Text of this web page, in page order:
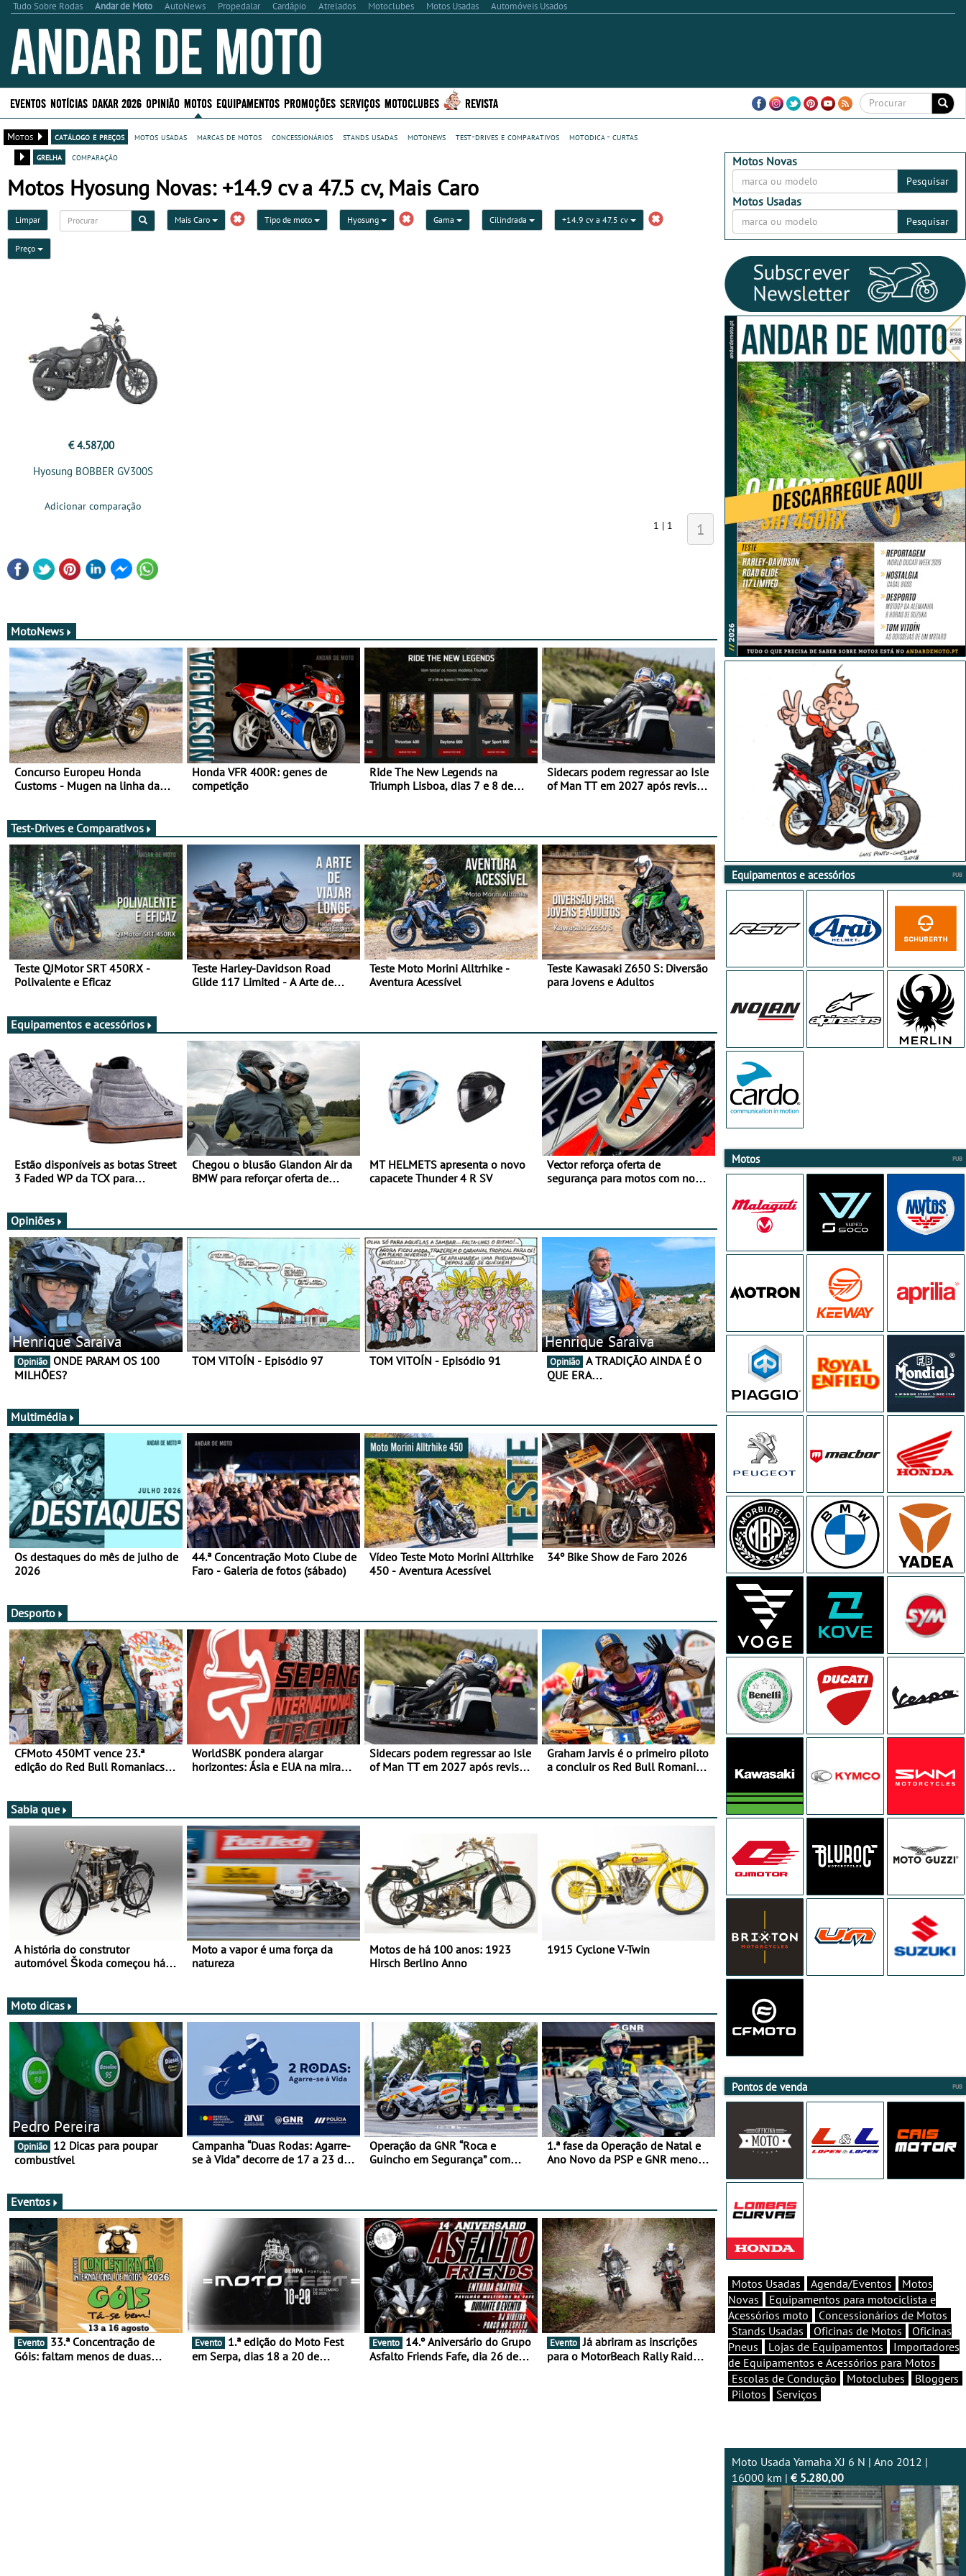
Tudo Sobre Rodas Andar de Moto AutoNews Propedalar Cardápio Atrelados Motoclubes Motos Usadas Automóveis Usados
EVENTOS NOTÍCIAS DAKAR 2026 OPINIÃO MOTOS EQUIPAMENTOS PROMOÇÕES SERVIÇOS MOTOCLUBES REVISTA
Motos catálogo e preços motos usadas marcas de motos concessionários stands usadas motonews test-drives e comparativos
motodica - curtas
grelha
comparação
Motos Hyosung Novas: +14.9 cv a 47.5 cv, Mais Caro
Limpar Mais Caro Tipo de moto Hyosung Gama Cilindrada +14.9 cv a 47.5 cv
Preço
€ 4.587,00
Hyosung BOBBER GV300S
Adicionar comparação
1 | 1
1
MotoNews
Concurso Europeu Honda
Customs - Mugen na linha da
Honda VFR 400R: genes de
competição
Ride The New Legends na
Triumph Lisboa, dias 7 e 8 de
Sidecars podem regressar ao Isle
of Man TT em 2027 após revisão
Test-Drives e Comparativos
Teste QJMotor SRT 450RX -
Polivalente e Eficaz
Teste Harley-Davidson Road
Glide 117 Limited - A Arte de
Teste Moto Morini Alltrhike -
Aventura Acessível
Teste Kawasaki Z650 S: Diversão
para Jovens e Adultos
Equipamentos e acessórios
Estão disponíveis as botas Street
3 Faded WP da TCX para
Chegou o blusão Glandon Air da
BMW para reforçar oferta de
MT HELMETS apresenta o novo
capacete Thunder 4 R SV
Vector reforça oferta de
segurança para motos com nova
Opiniões
Henrique Saraiva
Opinião
MILHÕES?
TOM VITOÍN - Episódio 97 TOM VITOÍN - Episódio 91
Henrique Saraiva
Opinião
QUE ERA…
Multimédia
Os destaques do mês de julho de
2026
44.ª Concentração Moto Clube de
Faro - Galeria de fotos (sábado)
Vídeo Teste Moto Morini Alltrhike
450 - Aventura Acessível
34º Bike Show de Faro 2026
Desporto
CFMoto 450MT vence 23.ª
edição do Red Bull Romaniacs
WorldSBK pondera alargar
horizontes: Ásia e EUA na mira
Sidecars podem regressar ao Isle
of Man TT em 2027 após revisão
Graham Jarvis é o primeiro piloto
a concluir os Red Bull Romaniacs
Sabia que
A história do construtor
automóvel Škoda começou há
Moto a vapor é uma força da
natureza
Motos de há 100 anos: 1923
Hirsch Berlino Anno
1915 Cyclone V-Twin
Moto dicas
Pedro Pereira
Opinião
combustível
Campanha “Duas Rodas: Agarre-
se à Vida” decorre de 17 a 23 de
Operação da GNR “Roca e
Guincho em Segurança” com
1.ª fase da Operação de Natal e
Ano Novo da PSP e GNR menos
Eventos
Evento
Góis: faltam menos de duas
Evento
em Serpa, dias 18 a 20 de
Evento
Asfalto Friends Fafe, dia 26 de
Evento Já abriram as inscrições
para o MotorBeach Rally Raid
Motos Novas
Pesquisar
Motos Usadas
Pesquisar
Equipamentos e acessórios
Motos
Pontos de venda
Motos Usadas Agenda/Eventos
Motos
Novas
Equipamentos para motociclista e
Acessórios moto
Concessionários de Motos
Stands Usadas
Oficinas de Motos
Oficinas
Pneus
Lojas de Equipamentos
Importadores
de Equipamentos e Acessórios para Motos
Escolas de Condução
Motoclubes
Bloggers
Pilotos
Serviços
Moto Usada Yamaha XJ 6 N | Ano 2012 |
16000 km | € 5.280,00